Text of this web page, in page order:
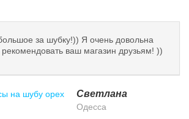
за шубку!)) Я очень довольна
рекомендовать ваш магазин друзьям! ))
Светлана
Одесса